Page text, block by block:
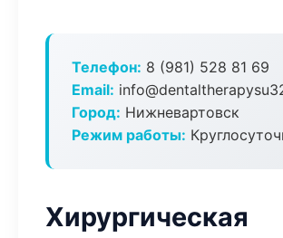
Телефон: 8 (981) 528 81 69
Email:
Город: Нижневартовск
Режим работы:
Хирургическая